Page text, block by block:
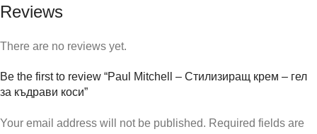
Reviews
There are no reviews yet.
Be the first to review “Paul Mitchell – Стилизиращ крем – гел
за къдрави коси”
Your email address will not be published. Required fields are